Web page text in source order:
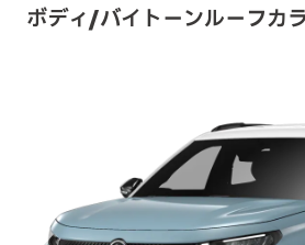
ボディ/バイトーンルーフカ